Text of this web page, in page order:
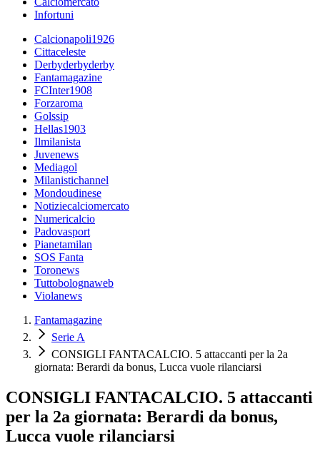
Infortuni
Calcionapoli1926
Cittaceleste
Derbyderbyderby
Fantamagazine
FCInter1908
Forzaroma
Golssip
Hellas1903
Ilmilanista
Juvenews
Mediagol
Milanistichannel
Mondoudinese
Notiziecalciomercato
Numericalcio
Padovasport
Pianetamilan
SOS Fanta
Toronews
Tuttobolognaweb
Violanews
Fantamagazine
Serie A
CONSIGLI FANTACALCIO. 5 attaccanti per la 2a
giornata: Berardi da bonus, Lucca vuole rilanciarsi
CONSIGLI FANTACALCIO. 5 attaccanti
per la 2a giornata: Berardi da bonus,
Lucca vuole rilanciarsi